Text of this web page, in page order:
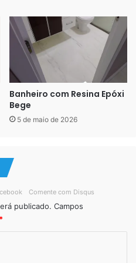
epóxi
com epóxi ainda
de cores, rápida
brilhante, uniforme
superfícies.
em uma ampla gama
permitindo a personalização
Banheiro com Resina Epóxi
Bege
5 de maio de 2026
Comente com Disqus
publicado. Campos
*